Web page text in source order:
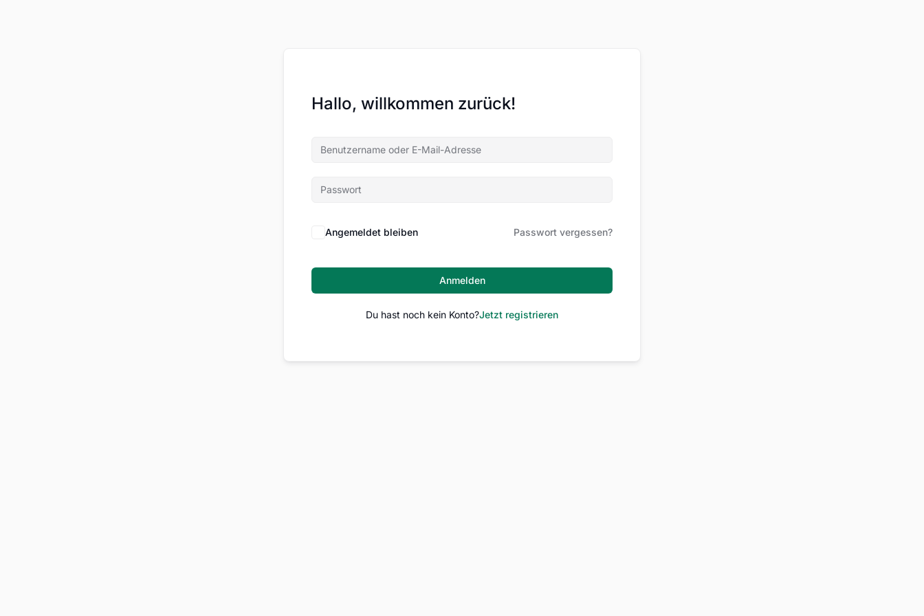
Hallo, willkommen zurück!
Angemeldet bleiben Passwort vergessen?
Anmelden
Du hast noch kein Konto?Jetzt registrieren